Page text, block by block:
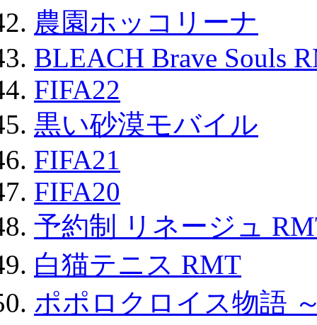
農園ホッコリーナ
BLEACH Brave Souls
FIFA22
黒い砂漠モバイル
FIFA21
FIFA20
予約制 リネージュ
白猫テニス RMT
ポポロクロイス物語